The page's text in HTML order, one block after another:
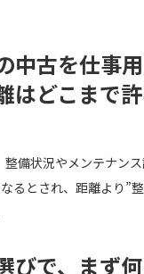
中古を仕事
はどこまで
備状況やメンテナン
るとされ、距離より”
びで、まず